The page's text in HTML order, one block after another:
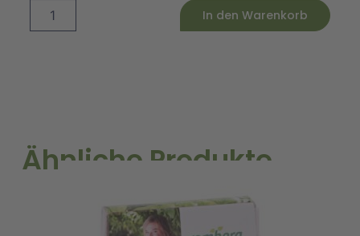
Menge
In den Warenkorb
Alternative:
Ähnliche Produkte